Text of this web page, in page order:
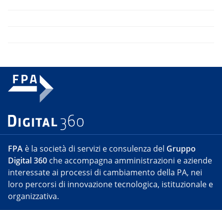
FPA è la società di servizi e consulenza del Gruppo
Digital 360 che accompagna amministrazioni e aziende
interessate ai processi di cambiamento della PA, nei
loro percorsi di innovazione tecnologica, istituzionale e
organizzativa.